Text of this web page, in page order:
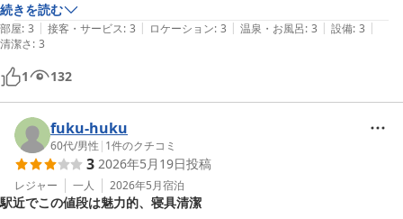
barは長期臨時休業でやっていませんでした。
入口からすぐ階段を登って2回で無人チェックイン。自分の名前の横に
階数と鍵があるのでそれを取って勝手に部屋に向かう感じ。
その鍵はベットの上に備え付いている収納用の南京錠の鍵でした。
キッチンのコーヒーと紅茶はフリーで飲めました。ただカップが1個し
か見当たらなかった笑
次泊まる時はカップを持っていこうと思います。
続きを読む
部屋: 3 | 接客・サービス: 3 | ロケーション: 3 | 温泉・お風呂: 3 | 設備: 3 |
清潔さ: 3
1 132
fuku-huku
60代/男性 | 1件のクチコミ
3 2026年5月19日投稿
レジャー 一人 2026年5月宿泊
駅近でこの値段は魅力的、寝具清潔